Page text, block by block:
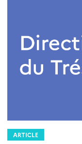
ARTICLE